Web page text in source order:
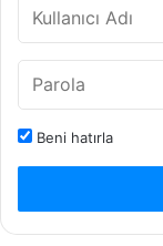
Beni hatırla